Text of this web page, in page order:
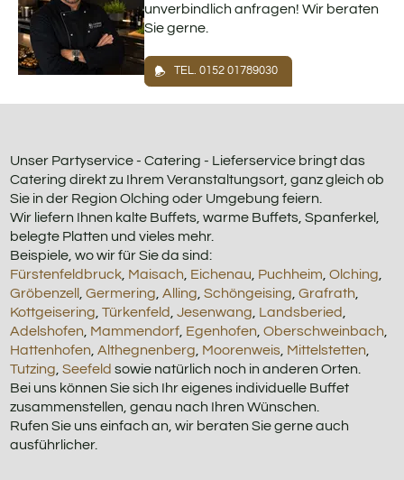
unverbindlich anfragen! Wir beraten
Sie gerne.
TEL. 0152 01789030
Unser Partyservice - Catering - Lieferservice bringt das
Catering direkt zu Ihrem Veranstaltungsort, ganz gleich ob
Sie in der Region Olching oder Umgebung feiern.
Wir liefern Ihnen kalte Buffets, warme Buffets, Spanferkel,
belegte Platten und vieles mehr.
Beispiele, wo wir für Sie da sind:
Fürstenfeldbruck Maisach Eichenau Puchheim ,Olching
Gröbenzell ,Germering ,Alling ,Schöngeising ,Grafrath
Kottgeisering ,Türkenfeld ,Jesenwang Landsberied
Adelshofen Mammendorf Egenhofen ,Oberschweinbach
Hattenhofen ,Althegnenberg Moorenweis Mittelstetten
Tutzing ,Seefeld sowie natürlich noch in anderen Orten.
Bei uns können Sie sich Ihr eigenes individuelle Buffet
zusammenstellen, genau nach Ihren Wünschen.
Rufen Sie uns einfach an, wir beraten Sie gerne auch
ausführlicher.